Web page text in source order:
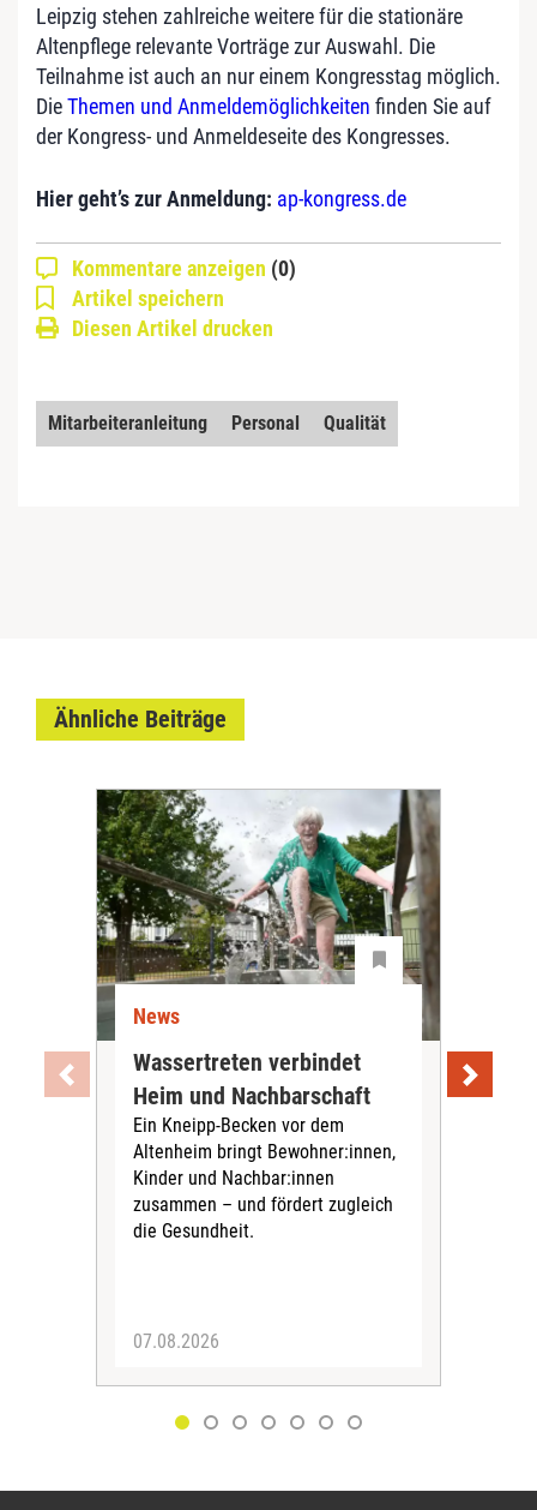
Leipzig stehen zahlreiche weitere für die stationäre
Altenpflege relevante Vorträge zur Auswahl. Die
Teilnahme ist auch an nur einem Kongresstag möglich.
DieThemen und Anmeldemöglichkeiten finden Sie auf
der Kongress- und Anmeldeseite des Kongresses.
Hier geht’s zur Anmeldung: ap-kongress.de
Kommentare anzeigen (0)
Artikel speichern
Diesen Artikel drucken
Mitarbeiteranleitung Personal Qualität
Ähnliche Beiträge
News
Wassertreten verbindet
Heim und Nachbarschaft
Ein Kneipp-Becken vor dem
Altenheim bringt Bewohner:innen,
Kinder und Nachbar:innen
zusammen – und fördert zugleich
die Gesundheit.
07.08.2026